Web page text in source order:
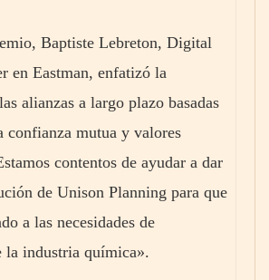
Baptiste Lebreton, Digital
en Eastman, enfatizó la
alianzas a largo plazo basadas
confianza mutua y valores
contentos de ayudar a dar
de Unison Planning para que
a las necesidades de
la industria química».